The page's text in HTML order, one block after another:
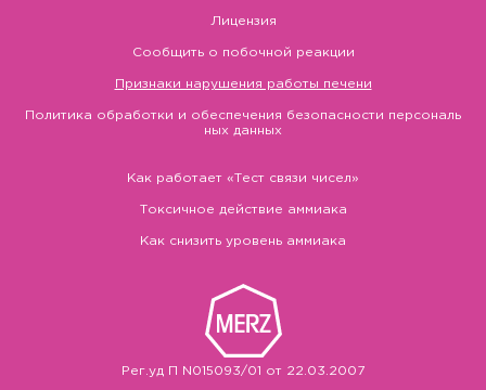
Рег.уд П N015093/01 от 22.03.2007
Лицензия
Сообщить о побочной реакции
Признаки нарушения работы печени
Политика обработки и обеспечения безопасности персональ
ных данных
Как работает «Тест связи чисел»
Токсичное действие аммиака
Как снизить уровень аммиака